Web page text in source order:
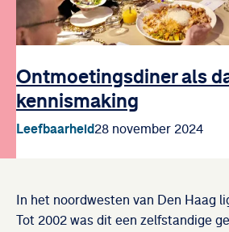
Ontmoetingsdiner als
kennismaking
Leefbaarheid28 november 2024
In het noordwesten van Den Haag
Tot 2002 was dit een zelfstandige